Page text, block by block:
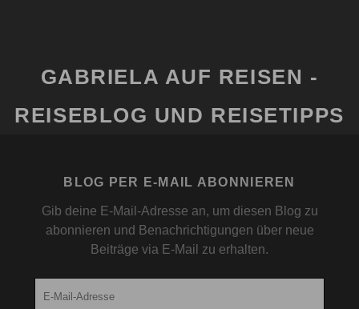
GABRIELA AUF REISEN -
REISEBLOG UND REISETIPPS
BLOG PER E-MAIL ABONNIEREN
Gib deine E-Mail-Adresse an, um diesen Blog zu
abonnieren und Benachrichtigungen über neue
Beiträge via E-Mail zu erhalten.